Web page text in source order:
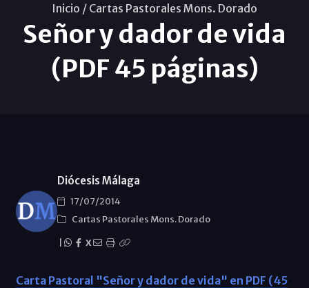
Inicio / Cartas Pastorales Mons. Dorado
Señor y dador de vida
(PDF 45 páginas)
Diócesis Málaga
17/07/2014
Cartas Pastorales Mons. Dorado
X
Carta Pastoral "Señor y dador de vida" en PDF (45